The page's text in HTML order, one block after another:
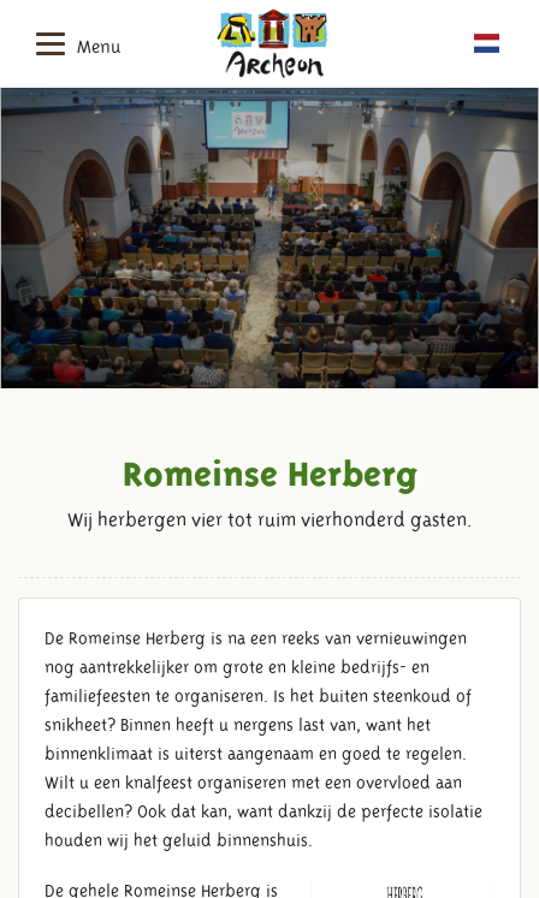
Menu
Romeinse Herberg
Wij herbergen vier tot ruim vierhonderd gasten.
De Romeinse Herberg is na een reeks van vernieuwingen
nog aantrekkelijker om grote en kleine bedrijfs- en
familiefeesten te organiseren. Is het buiten steenkoud of
snikheet? Binnen heeft u nergens last van, want het
binnenklimaat is uiterst aangenaam en goed te regelen.
Wilt u een knalfeest organiseren met een overvloed aan
decibellen? Ook dat kan, want dankzij de perfecte isolatie
houden wij het geluid binnenshuis.
De gehele Romeinse Herberg is